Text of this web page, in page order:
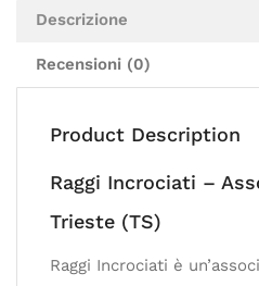
Descrizione
Recensioni (0)
Product Description
Raggi Incrociati –
Trieste (TS)
Raggi Incrociati è